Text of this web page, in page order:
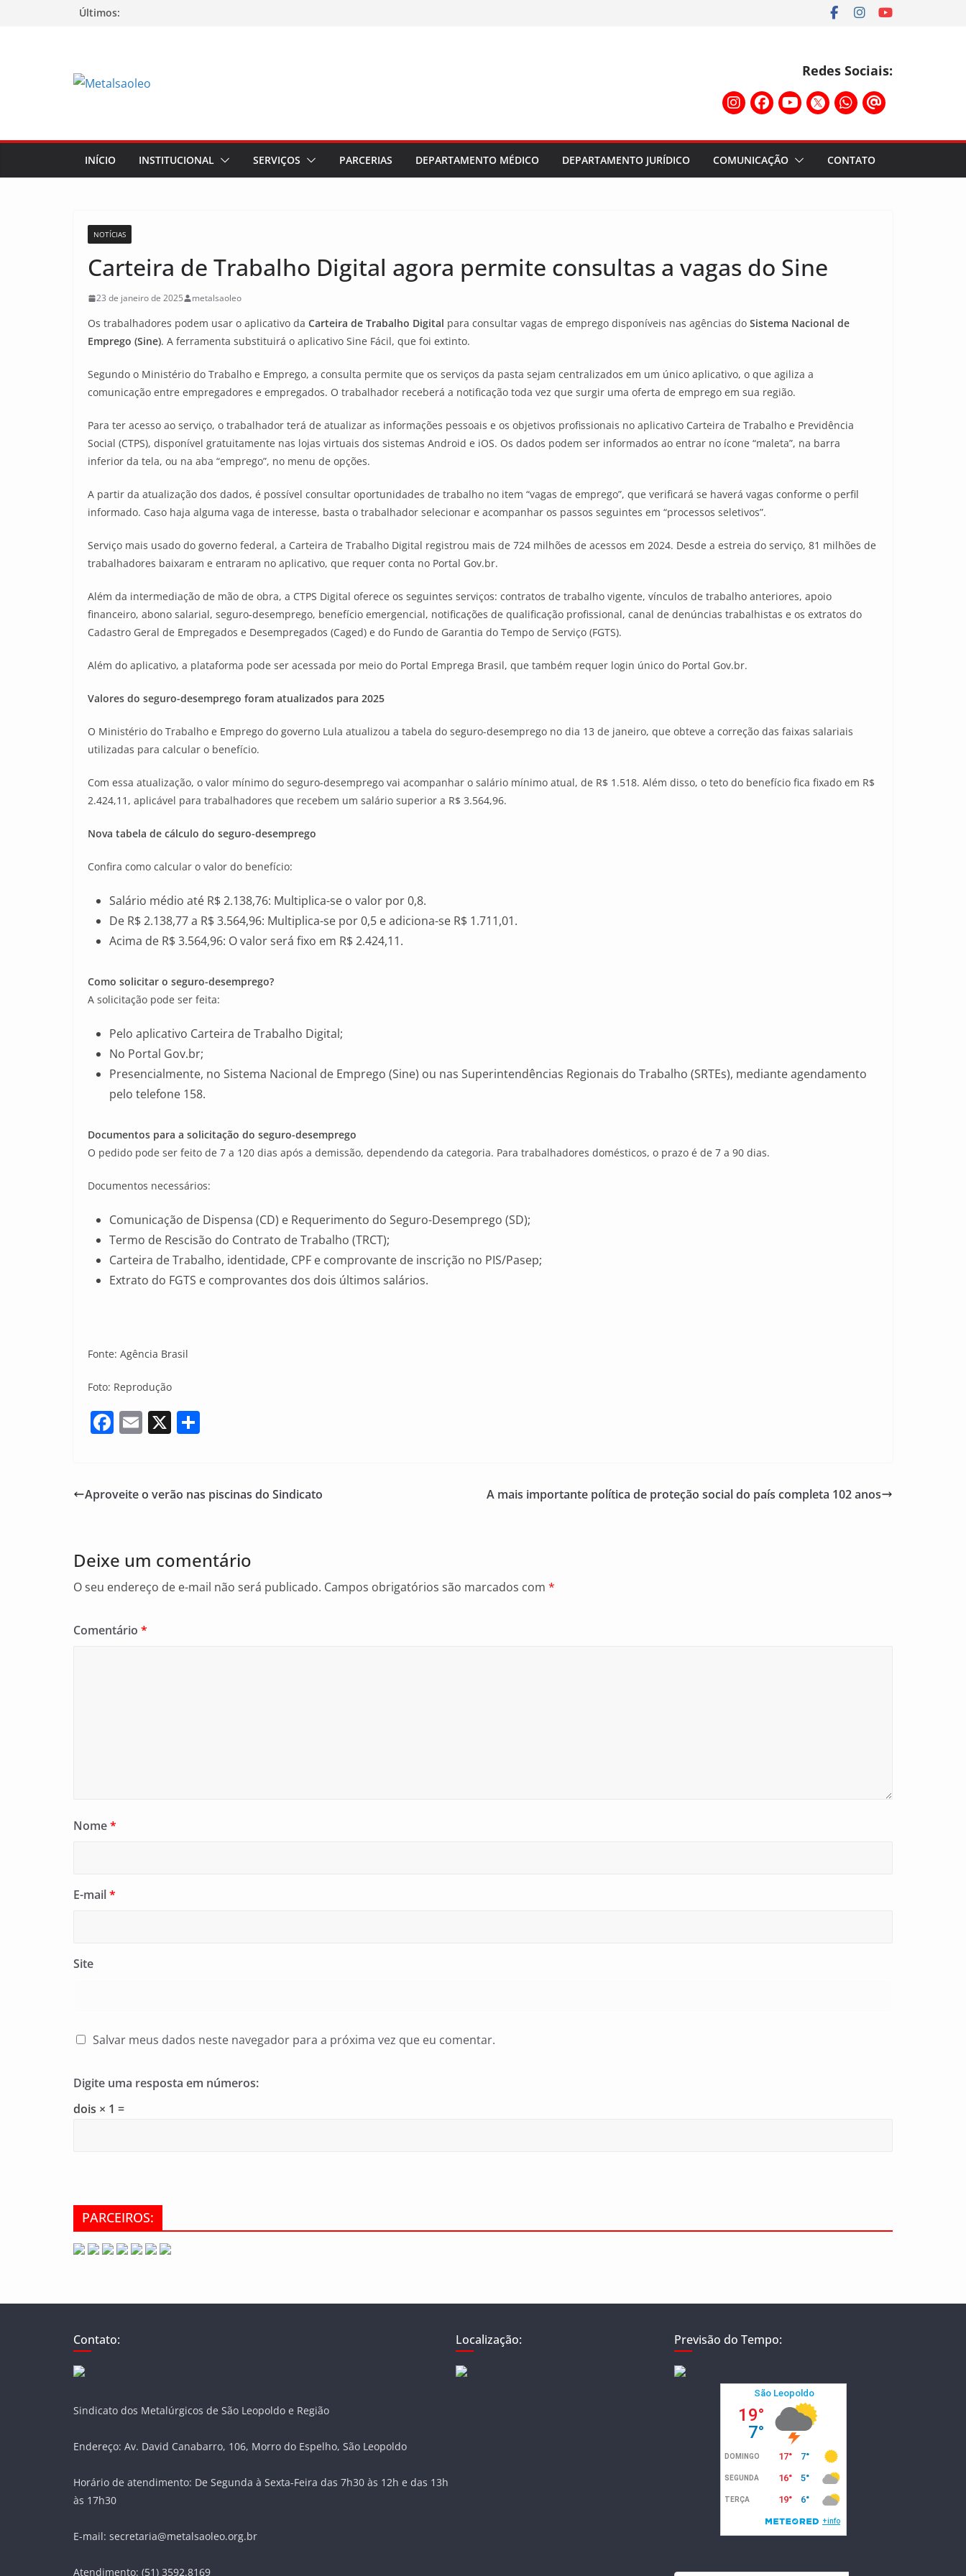
Últimos:
Redes Sociais:
INÍCIO INSTITUCIONAL SERVIÇOS PARCERIAS DEPARTAMENTO MÉDICO DEPARTAMENTO JURÍDICO COMUNICAÇÃO CONTATO
NOTÍCIAS
Carteira de Trabalho Digital agora permite consultas a vagas do Sine
23 de janeiro de 2025 metalsaoleo
Os trabalhadores podem usar o aplicativo da Carteira de Trabalho Digital para consultar vagas de emprego disponíveis nas agências do Sistema Nacional de
Emprego (Sine). A ferramenta substituirá o aplicativo Sine Fácil, que foi extinto.
Segundo o Ministério do Trabalho e Emprego, a consulta permite que os serviços da pasta sejam centralizados em um único aplicativo, o que agiliza a
comunicação entre empregadores e empregados. O trabalhador receberá a notificação toda vez que surgir uma oferta de emprego em sua região.
Para ter acesso ao serviço, o trabalhador terá de atualizar as informações pessoais e os objetivos profissionais no aplicativo Carteira de Trabalho e Previdência
Social (CTPS), disponível gratuitamente nas lojas virtuais dos sistemas Android e iOS. Os dados podem ser informados ao entrar no ícone “maleta”, na barra
inferior da tela, ou na aba “emprego”, no menu de opções.
A partir da atualização dos dados, é possível consultar oportunidades de trabalho no item “vagas de emprego”, que verificará se haverá vagas conforme o perfil
informado. Caso haja alguma vaga de interesse, basta o trabalhador selecionar e acompanhar os passos seguintes em “processos seletivos”.
Serviço mais usado do governo federal, a Carteira de Trabalho Digital registrou mais de 724 milhões de acessos em 2024. Desde a estreia do serviço, 81 milhões de
trabalhadores baixaram e entraram no aplicativo, que requer conta no Portal Gov.br.
Além da intermediação de mão de obra, a CTPS Digital oferece os seguintes serviços: contratos de trabalho vigente, vínculos de trabalho anteriores, apoio
financeiro, abono salarial, seguro-desemprego, benefício emergencial, notificações de qualificação profissional, canal de denúncias trabalhistas e os extratos do
Cadastro Geral de Empregados e Desempregados (Caged) e do Fundo de Garantia do Tempo de Serviço (FGTS).
Além do aplicativo, a plataforma pode ser acessada por meio do Portal Emprega Brasil, que também requer login único do Portal Gov.br.
Valores do seguro-desemprego foram atualizados para 2025
O Ministério do Trabalho e Emprego do governo Lula atualizou a tabela do seguro-desemprego no dia 13 de janeiro, que obteve a correção das faixas salariais
utilizadas para calcular o benefício.
Com essa atualização, o valor mínimo do seguro-desemprego vai acompanhar o salário mínimo atual, de R$ 1.518. Além disso, o teto do benefício fica fixado em R$
2.424,11, aplicável para trabalhadores que recebem um salário superior a R$ 3.564,96.
Nova tabela de cálculo do seguro-desemprego
Confira como calcular o valor do benefício:
Salário médio até R$ 2.138,76: Multiplica-se o valor por 0,8.
De R$ 2.138,77 a R$ 3.564,96: Multiplica-se por 0,5 e adiciona-se R$ 1.711,01.
Acima de R$ 3.564,96: O valor será fixo em R$ 2.424,11.
Como solicitar o seguro-desemprego?
A solicitação pode ser feita:
Pelo aplicativo Carteira de Trabalho Digital;
No Portal Gov.br;
Presencialmente, no Sistema Nacional de Emprego (Sine) ou nas Superintendências Regionais do Trabalho (SRTEs), mediante agendamento
pelo telefone 158.
Documentos para a solicitação do seguro-desemprego
O pedido pode ser feito de 7 a 120 dias após a demissão, dependendo da categoria. Para trabalhadores domésticos, o prazo é de 7 a 90 dias.
Documentos necessários:
Comunicação de Dispensa (CD) e Requerimento do Seguro-Desemprego (SD);
Termo de Rescisão do Contrato de Trabalho (TRCT);
Carteira de Trabalho, identidade, CPF e comprovante de inscrição no PIS/Pasep;
Extrato do FGTS e comprovantes dos dois últimos salários.
Fonte: Agência Brasil
Foto: Reprodução
F
e
o
k
E
l
X
e
Aproveite o verão nas piscinas do Sindicato A mais importante política de proteção social do país completa 102 anos
Deixe um comentário
O seu endereço de e-mail não será publicado. Campos obrigatórios são marcados com *
Comentário *
Nome*
E-mail*
Site
Salvar meus dados neste navegador para a próxima vez que eu comentar.
Digite uma resposta em números:
dois × 1 =
PARCEIROS:
Contato:
Sindicato dos Metalúrgicos de São Leopoldo e Região
Endereço: Av. David Canabarro, 106, Morro do Espelho, São Leopoldo
Horário de atendimento: De Segunda à Sexta-Feira das 7h30 às 12h e das 13h
às 17h30
E-mail: secretaria@metalsaoleo.org.br
Atendimento: (51) 3592.8169
Localização: Previsão do Tempo: